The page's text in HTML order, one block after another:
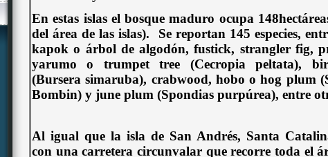
En estas islas el bosque maduro ocupa
del área de las islas).
Se reportan 145 especies,
kapok o árbol de algodón, fustick, strangler fig,
yarumo o trumpet tree (Cecropia peltata),
(Bursera simaruba), crabwood, hobo o hog plum
Bombin) y june plum (Spondias purpúrea), entre
Al igual que la isla de San Andrés, Santa
con una carretera circunvalar que recorre toda el